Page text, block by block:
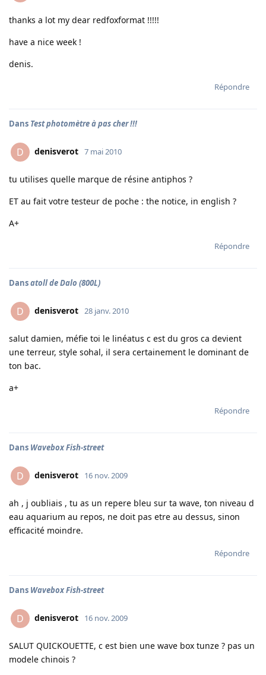
thanks a lot my dear redfoxformat !!!!!
have a nice week !
denis.
Répondre
Dans Test photomètre à pas cher !!!
D denisverot 7 mai 2010
tu utilises quelle marque de résine antiphos ?
ET au fait votre testeur de poche : the notice, in english ?
A+
Répondre
Dansatoll de Dalo (800L)
D denisverot 28 janv. 2010
salut damien, méfie toi le linéatus c est du gros ca devient
une terreur, style sohal, il sera certainement le dominant de
ton bac.
a+
Répondre
Dans Wavebox Fish-street
D denisverot 16 nov. 2009
ah , j oubliais , tu as un repere bleu sur ta wave, ton niveau d
eau aquarium au repos, ne doit pas etre au dessus, sinon
efficacité moindre.
Répondre
Dans Wavebox Fish-street
D denisverot 16 nov. 2009
SALUT QUICKOUETTE, c est bien une wave box tunze ? pas un
modele chinois ?